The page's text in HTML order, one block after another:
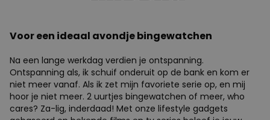
Voor een ideaal avondje bingewatchen
Na een lange werkdag verdien je ontspanning.
Ontspanning als, ik schuif onderuit op de bank en kom er
niet meer vanaf. Als ik zet mijn favoriete serie op, en mij
hoor je niet meer. 2 uurtjes bingewatchen of meer, who
cares? Za-lig, inderdaad! Met onze lifestyle gadgets